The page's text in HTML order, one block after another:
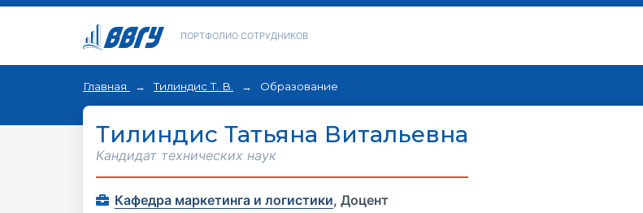
ПОРТФОЛИО СОТРУДНИКОВ
Главная Тилиндис Т. В. Образование
Тилиндис Татьяна Витальевна
Кандидат технических наук
Кафедра маркетинга и логистики, Доцент